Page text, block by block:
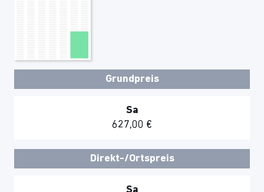
Grundpreis
Sa
627,00 €
Direkt-/Ortspreis